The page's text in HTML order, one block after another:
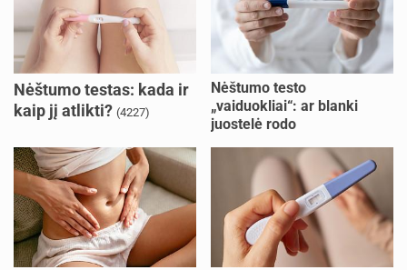
Nėštumo testas: kada ir
kaip jį atlikti? (4227)
Nėštumo testo
„vaiduokliai“: ar blanki
juostelė rodo